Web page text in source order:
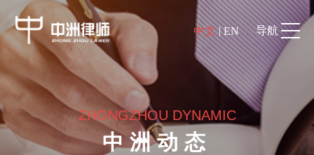
中文|EN 导航
ZHONGZHOU DYNAMIC
中洲动态